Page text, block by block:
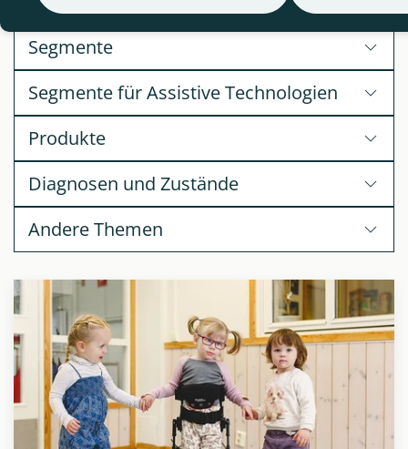
Segmente
Segmente für Assistive Technologien
Produkte
Diagnosen und Zustände
Andere Themen